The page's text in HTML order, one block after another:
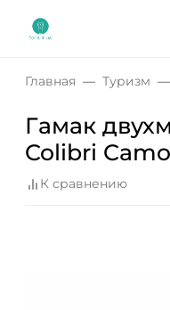
Главная Туризм
Гамак
Colibri
К сравнению